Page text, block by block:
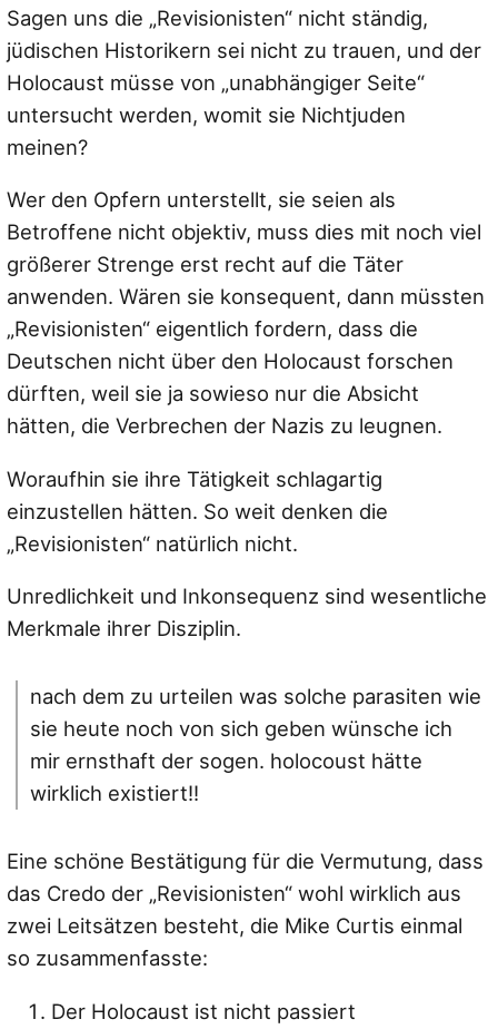
Sagen uns die „Revisionisten“ nicht ständig,
jüdischen Historikern sei nicht zu trauen, und der
Holocaust müsse von „unabhängiger Seite“
untersucht werden, womit sie Nichtjuden
meinen?
Wer den Opfern unterstellt, sie seien als
Betroffene nicht objektiv, muss dies mit noch viel
größerer Strenge erst recht auf die Täter
anwenden. Wären sie konsequent, dann müssten
„Revisionisten“ eigentlich fordern, dass die
Deutschen nicht über den Holocaust forschen
dürften, weil sie ja sowieso nur die Absicht
hätten, die Verbrechen der Nazis zu leugnen.
Woraufhin sie ihre Tätigkeit schlagartig
einzustellen hätten. So weit denken die
„Revisionisten“ natürlich nicht.
Unredlichkeit und Inkonsequenz sind wesentliche
Merkmale ihrer Disziplin.
nach dem zu urteilen was solche parasiten wie
sie heute noch von sich geben wünsche ich
mir ernsthaft der sogen. holocoust hätte
wirklich existiert!!
Eine schöne Bestätigung für die Vermutung, dass
das Credo der „Revisionisten“ wohl wirklich aus
zwei Leitsätzen besteht, die Mike Curtis einmal
so zusammenfasste:
Der Holocaust ist nicht passiert